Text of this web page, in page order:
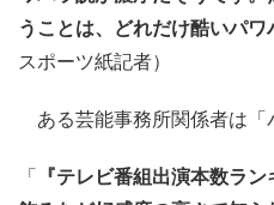
うことは、どれだけ酷いパ
スポーツ紙記者）
ある芸能事務所関係者は「
「
『テレビ番組出演本数ラ